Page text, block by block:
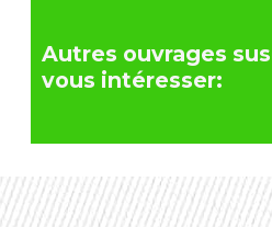
Autres ouvrages
vous intéresser: